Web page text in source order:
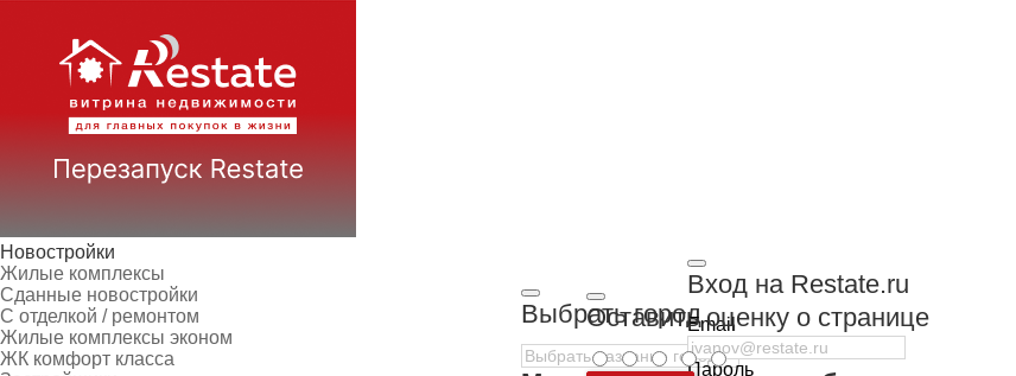
Новостройки
Жилые комплексы
Сданные новостройки
С отделкой / ремонтом
Жилые комплексы эконом
ЖК комфорт класса
Выбрать город
Вход на Restate.ru
Email
Пароль
Оставить оценку о странице